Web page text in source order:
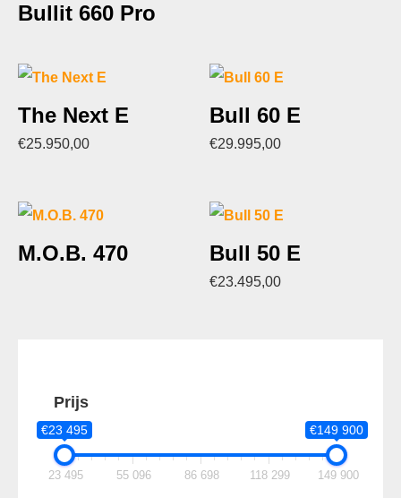
Prijs
€23 495 €149 900
23 495 55 096 86 698 118 299 149 900
Bullit 660 Pro
The Next E
€25.950,00
Bull 60 E
€29.995,00
M.O.B. 470 Bull 50 E
€23.495,00